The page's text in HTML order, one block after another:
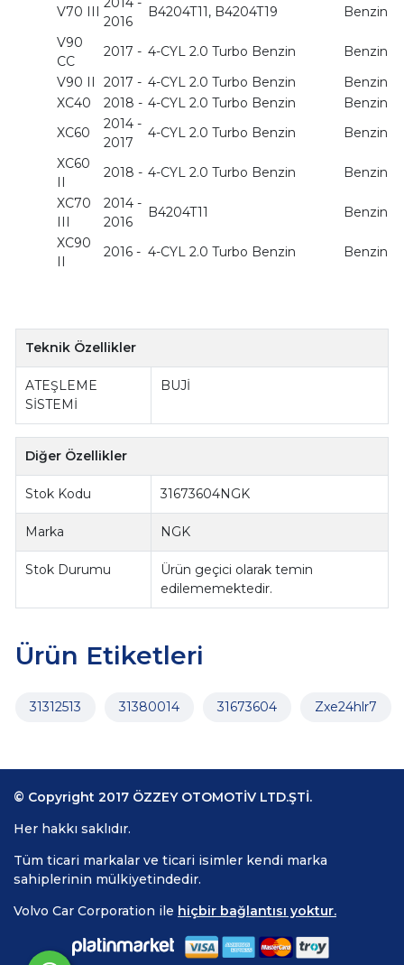
V70 III
2016
B4204T11, B4204T19
Benzin
V90
CC
2017 - 4-CYL 2.0 Turbo Benzin
Benzin
V90 II
2017 - 4-CYL 2.0 Turbo Benzin
Benzin
XC40
2018 - 4-CYL 2.0 Turbo Benzin
Benzin
XC60
2014 -
2017
4-CYL 2.0 Turbo Benzin
Benzin
XC60
II
2018 - 4-CYL 2.0 Turbo Benzin
Benzin
XC70
III
2014 -
2016
B4204T11
Benzin
XC90
II
2016 - 4-CYL 2.0 Turbo Benzin Benzin
Teknik Özellikler
ATEŞLEME
SİSTEMİ
BUJİ
Diğer Özellikler
Stok Kodu 31673604NGK
Marka NGK
Stok Durumu
Ürün geçici olarak temin
edilememektedir.
Ürün Etiketleri
31312513 31380014 31673604 Zxe24hlr7
© Copyright 2017 ÖZZEY OTOMOTİV LTD.ŞTİ.
Her hakkı saklıdır.
Tüm ticari markalar ve ticari isimler kendi marka
sahiplerinin mülkiyetindedir.
Volvo Car Corporation ile hiçbir bağlantısı yoktur.